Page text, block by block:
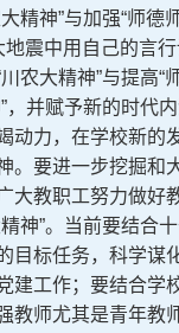
精神”与加强“师德
地震中用自己的言
农大精神”与提高“
并赋予新的时代
动力，在学校新的
。要进一步挖掘和
大教职工努力做好
神”。当前要结合
目标任务，科学谋
建工作；要结合学
教师尤其是青年教